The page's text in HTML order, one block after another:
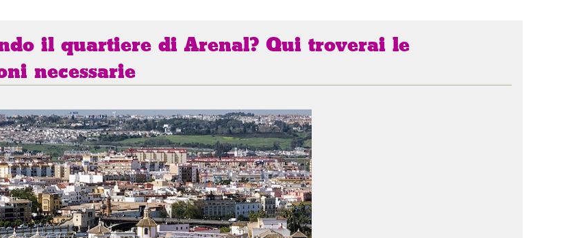
il quartiere di Arenal? Qui troverai le
necessarie